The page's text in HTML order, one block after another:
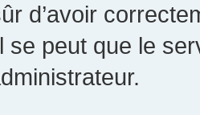
d’avoir
se peut que le